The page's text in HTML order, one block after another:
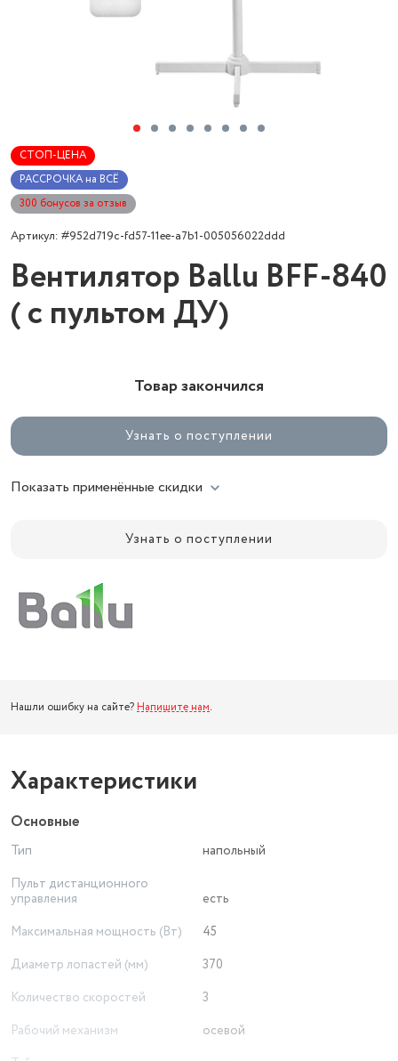
СТОП-ЦЕНА
РАССРОЧКА на ВСЁ
300 бонусов за отзыв
Артикул: #952d719c-fd57-11ee-a7b1-005056022ddd
Вентилятор Ballu BFF-840
( с пультом ДУ)
Товар закончился
Узнать о поступлении
Показать применённые скидки
Узнать о поступлении
Нашли ошибку на сайте? Напишите нам.
Характеристики
Основные
Тип
напольный
Пульт дистанционного
управления
есть
Максимальная мощность (Вт)
45
Диаметр лопастей (мм)
370
Количество скоростей
3
Рабочий механизм
осевой